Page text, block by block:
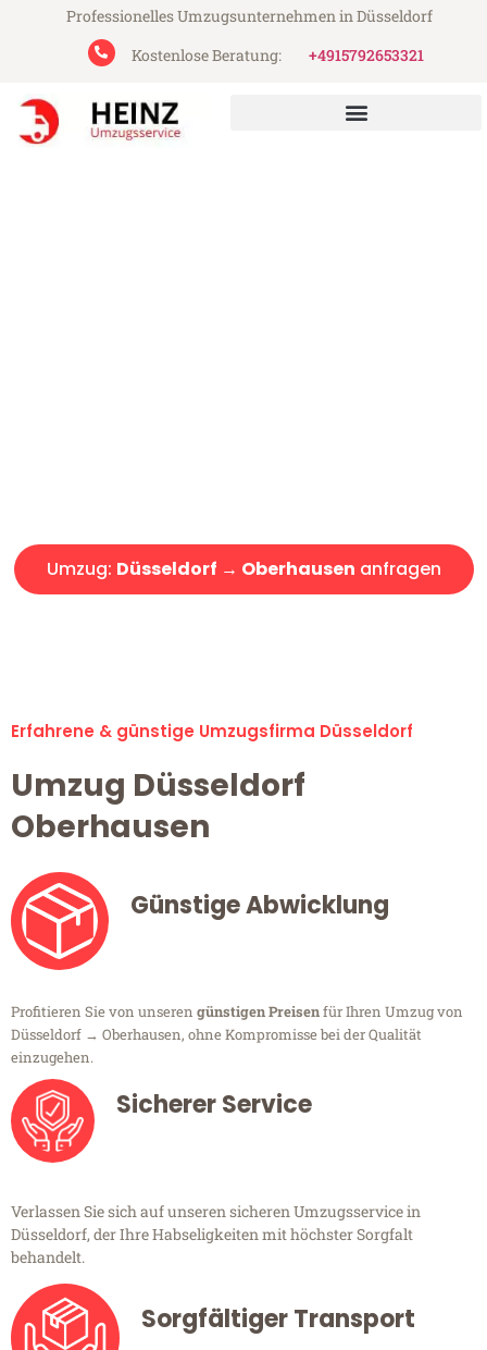
Professionelles Umzugsunternehmen in Düsseldorf
Kostenlose Beratung:
+4915792653321
Umzug: Düsseldorf → Oberhausen anfragen
Erfahrene & günstige Umzugsfirma Düsseldorf
Umzug Düsseldorf
Oberhausen
Günstige Abwicklung
Profitieren Sie von unseren günstigen Preisenfür Ihren Umzug von
Düsseldorf → Oberhausen, ohne Kompromisse bei der Qualität
einzugehen.
Sicherer Service
Verlassen Sie sich auf unseren sicheren Umzugsservice in
Düsseldorf, der Ihre Habseligkeiten mit höchster Sorgfalt
behandelt.
Sorgfältiger Transport